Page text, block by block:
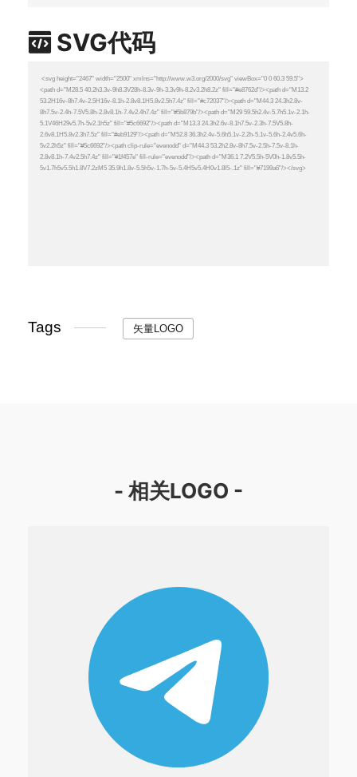
SVG代码
Tags 矢量LOGO
- 相关LOGO -